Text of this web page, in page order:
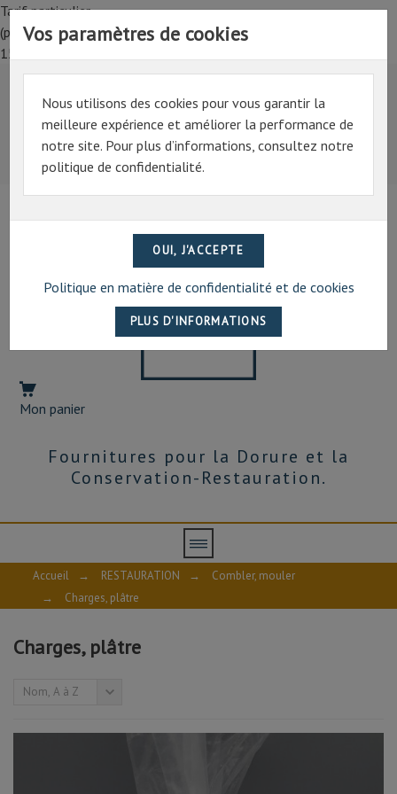
Tarif particulier,
(professionnel, connectez-vous pour bénéficier de la remise de
15%)
Tarif particulier,
(professionnel, connectez-vous pour bénéficier de la
remise de 15%)
07 69 94 13 47
Mon panier
Fournitures pour la Dorure et la
Conservation-Restauration.
Vos paramètres de cookies
Nous utilisons des cookies pour vous garantir la
meilleure expérience et améliorer la performance de
notre site. Pour plus d’informations, consultez notre
politique de confidentialité.
Politique en matière de confidentialité et de cookies
Accueil → RESTAURATION →
Combler, mouler
→
Charges, plâtre
Charges, plâtre
Nom, A à Z